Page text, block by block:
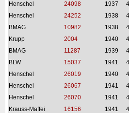
Henschel
24098 1937
Henschel
24252 1938
BMAG
10982 1938
Krupp
2004 1940
BMAG
11287 1939
BLW
15037 1941
Henschel
26019 1940
Henschel
26067 1941
Henschel
26070 1941
Krauss-Maffei
16156 1941